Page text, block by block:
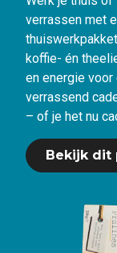
verrassen met
koffie- én
en energie voor
verrassend
– of je het nu
Bekijk dit